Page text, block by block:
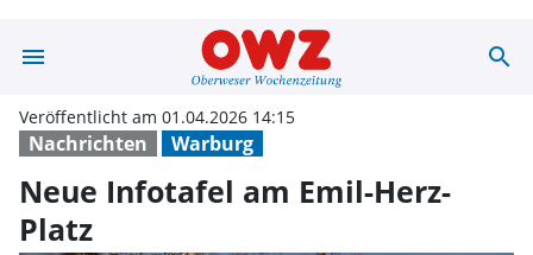
menu Neue Infotafelsearch
Nachrichten Warburg
Veröffentlicht am 01.04.2026 14:15
Neue Infotafel am Emil-Herz-
Platz